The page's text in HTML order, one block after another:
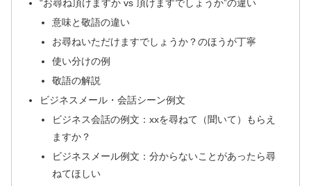
“お尋ね頂けますか vs 頂けますでしょうか”の違い
意味と敬語の違い
お尋ねいただけますでしょうか？のほうが丁寧
使い分けの例
敬語の解説
ビジネスメール・会話シーン例文
ビジネス会話の例文：xxを尋ねて（聞いて）もらえ
ますか？
ビジネスメール例文：分からないことがあったら尋
ねてほしい